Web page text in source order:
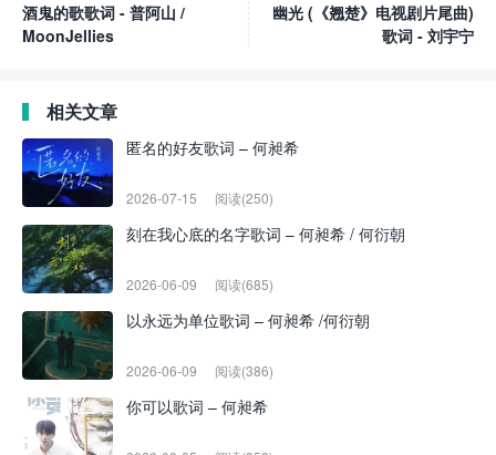
酒鬼的歌歌词 - 普阿山 /
MoonJellies
幽光 (《翘楚》电视剧片尾曲)
歌词 - 刘宇宁
相关文章
匿名的好友歌词 – 何昶希
2026-07-15 阅读(250)
刻在我心底的名字歌词 – 何昶希 / 何衍朝
2026-06-09 阅读(685)
以永远为单位歌词 – 何昶希 /何衍朝
2026-06-09 阅读(386)
你可以歌词 – 何昶希